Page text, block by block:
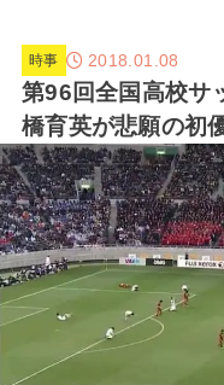
時事 2018.01.08
第96回全国高校サ
橋育英が悲願の初